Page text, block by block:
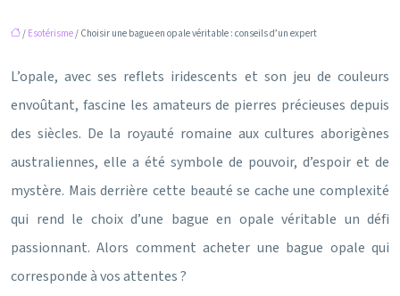
/ Esotérisme/ Choisir une bague en opale véritable : conseils d’un expert
L’opale, avec ses reflets iridescents et son jeu de couleurs
envoûtant, fascine les amateurs de pierres précieuses depuis
des siècles. De la royauté romaine aux cultures aborigènes
australiennes, elle a été symbole de pouvoir, d’espoir et de
mystère. Mais derrière cette beauté se cache une complexité
qui rend le choix d’une bague en opale véritable un défi
passionnant. Alors comment acheter une bague opale qui
corresponde à vos attentes ?